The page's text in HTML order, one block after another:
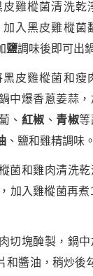
雞樅菌清洗乾
入黑皮雞樅菌
鹽調味後即可出
皮雞樅菌和瘦
中爆香蔥姜蒜
、 紅椒 、 青椒等
、鹽和雞精調味。
菌和雞肉清洗
加入雞樅菌再
切塊醃製，鍋
和醬油，稍炒後